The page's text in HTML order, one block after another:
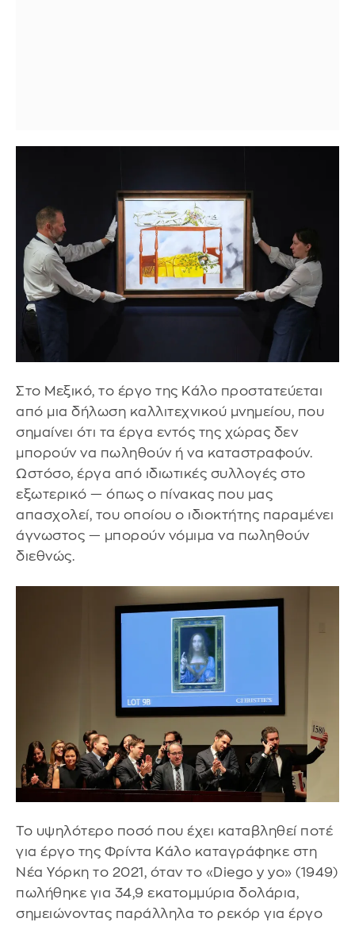
Στο Μεξικό, το έργο της Κάλο προστατεύεται
από μια δήλωση καλλιτεχνικού μνημείου, που
σημαίνει ότι τα έργα εντός της χώρας δεν
μπορούν να πωληθούν ή να καταστραφούν.
Ωστόσο, έργα από ιδιωτικές συλλογές στο
εξωτερικό — όπως ο πίνακας που μας
απασχολεί, του οποίου ο ιδιοκτήτης παραμένει
άγνωστος — μπορούν νόμιμα να πωληθούν
διεθνώς.
Το υψηλότερο ποσό που έχει καταβληθεί ποτέ
για έργο της Φρίντα Κάλο καταγράφηκε στη
Νέα Υόρκη το 2021, όταν το «Diego y yo» (1949)
πωλήθηκε για 34,9 εκατομμύρια δολάρια,
σημειώνοντας παράλληλα το ρεκόρ για έργο